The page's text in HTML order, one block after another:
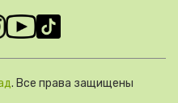
. Все права защищены